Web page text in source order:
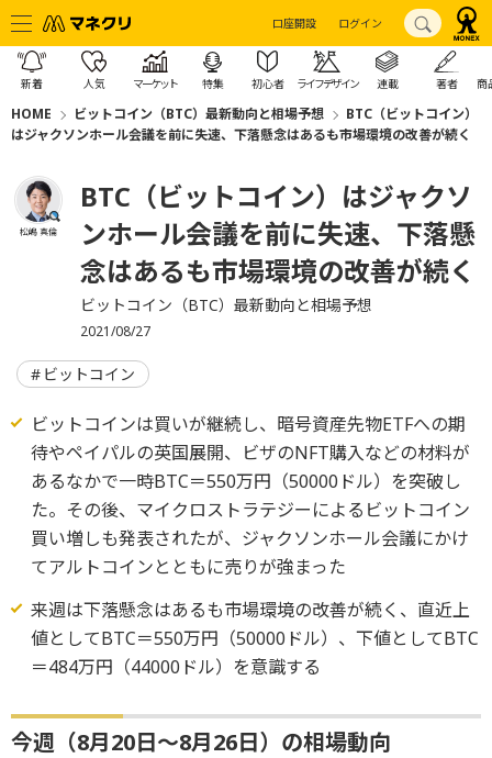
口座開設 ログイン
新着 人気 マーケット 特集 初心者 ライフデザイン 連載 著者 商
HOME ビットコイン（BTC）最新動向と相場予想
BTC（ビットコイン）
はジャクソンホール会議を前に失速、下落懸念はあるも市場環境の改善が続く
松嶋 真倫
BTC（ビットコイン）はジャクソ
ンホール会議を前に失速、下落懸
念はあるも市場環境の改善が続く
ビットコイン（BTC）最新動向と相場予想
2021/08/27
ビットコイン
ビットコインは買いが継続し、暗号資産先物ETFへの期
待やペイパルの英国展開、ビザのNFT購入などの材料が
あるなかで一時BTC＝550万円（50000ドル）を突破し
た。その後、マイクロストラテジーによるビットコイン
買い増しも発表されたが、ジャクソンホール会議にかけ
てアルトコインとともに売りが強まった
来週は下落懸念はあるも市場環境の改善が続く、直近上
値としてBTC＝550万円（50000ドル）、下値としてBTC
＝484万円（44000ドル）を意識する
今週（8月20日～8月26日）の相場動向